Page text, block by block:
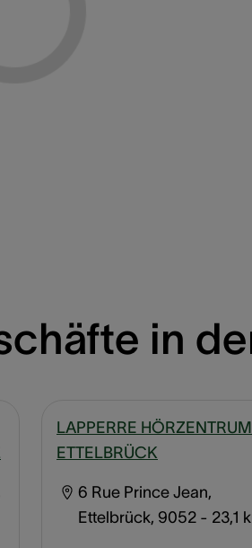
in
LAPPERRE HÖRZENTRUM
ETTELBRÜCK
6 Rue Prince Jean,
Ettelbrück, 9052 - 23,1